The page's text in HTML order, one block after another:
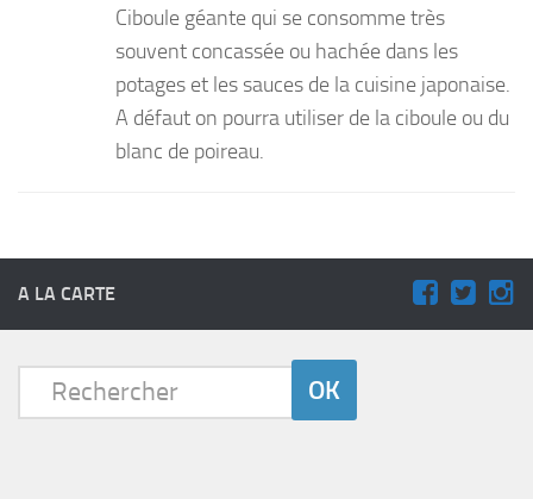
Entrées
Ciboule géante qui se consomme très
souvent concassée ou hachée dans les
potages et les sauces de la cuisine japonaise.
A défaut on pourra utiliser de la ciboule ou du
blanc de poireau.
A LA CARTE